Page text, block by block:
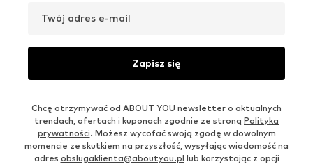
Twój adres e-mail
Zapisz się
Chcę otrzymywać od ABOUT YOU newsletter o aktualnych
trendach, ofertach i kuponach zgodnie ze stroną Polityka
prywatności. Możesz wycofać swoją zgodę w dowolnym
momencie ze skutkiem na przyszłość, wysyłając wiadomość na
adres obslugaklienta@aboutyou.pl lub korzystając z opcji